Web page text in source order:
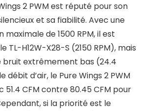
2 PWM est réputé pour son
et sa fiabilité. Avec une
de 1500 RPM, il est
TL-H12W-X28-S (2150 RPM), mais
bruit extrêmement bas (24.4
débit d’air, le Pure Wings 2 PWM
CFM contre 80.45 CFM pour
si la priorité est le